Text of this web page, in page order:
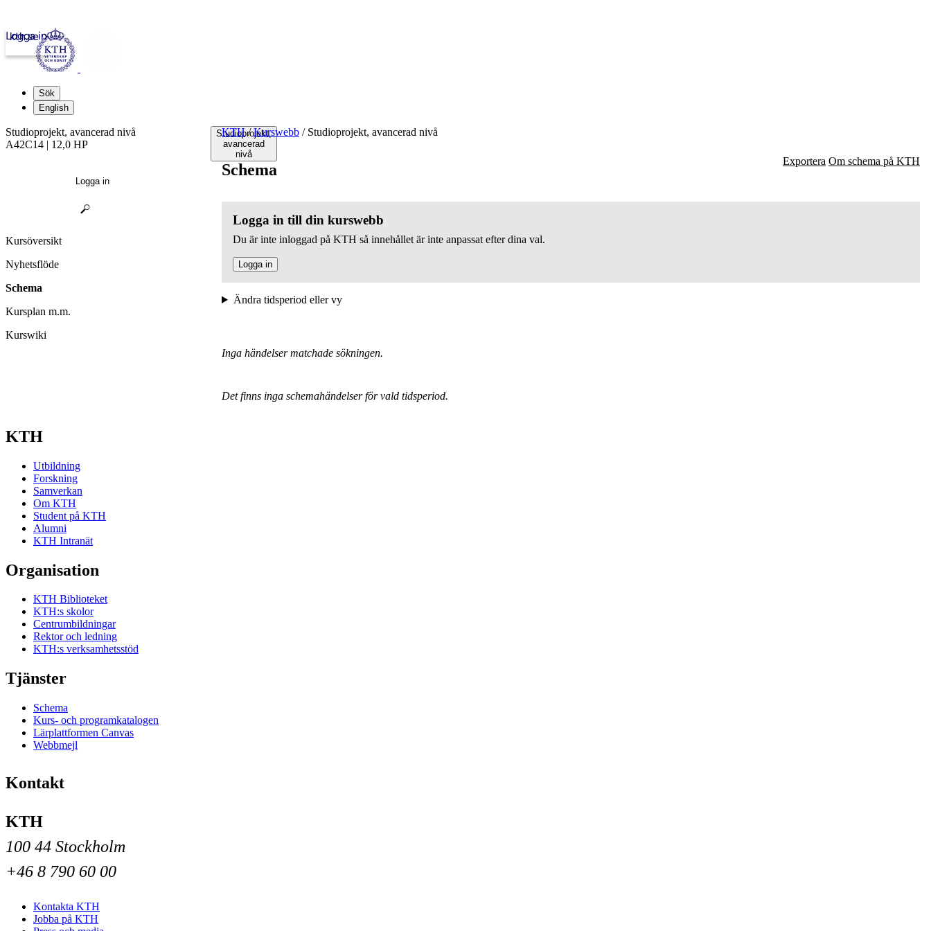
kth.se
Logga in
Sök
English
Studioprojekt,
avancerad
nivå
KTH / Kurswebb /Studioprojekt, avancerad nivå
Schema Exportera Om schema på KTH
Logga in till din kurswebb
Du är inte inloggad på KTH så innehållet är inte anpassat efter dina val.
Logga in
Ändra tidsperiod eller vy
Inga händelser matchade sökningen.
Det finns inga schemahändelser för vald tidsperiod.
Studioprojekt, avancerad nivå
A42C14 | 12,0 HP
Logga in
Kursöversikt
Nyhetsflöde
Schema
Kursplan m.m.
Kurswiki
KTH
Utbildning
Forskning
Samverkan
Om KTH
Student på KTH
Alumni
KTH Intranät
Organisation
KTH Biblioteket
KTH:s skolor
Centrumbildningar
Rektor och ledning
KTH:s verksamhetsstöd
Tjänster
Schema
Kurs- och programkatalogen
Lärplattformen Canvas
Webbmejl
Kontakt
KTH
100 44 Stockholm
+46 8 790 60 00
Kontakta KTH
Jobba på KTH